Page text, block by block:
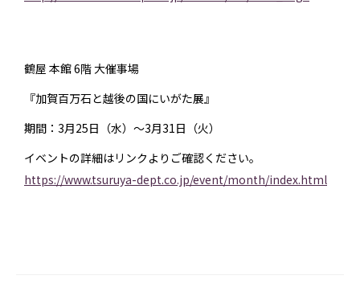
鶴屋 本館 6階 大催事場
『加賀百万石と越後の国にいがた展』
期間：3月25日（水）〜3月31日（火）
イベントの詳細はリンクよりご確認ください。
https://www.tsuruya-dept.co.jp/event/month/index.html